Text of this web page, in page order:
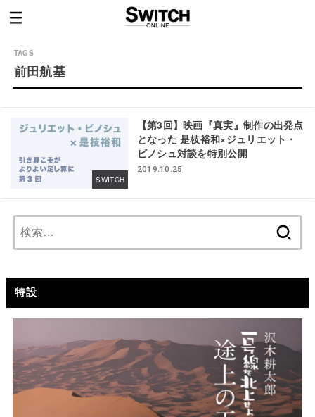
前田航基
SWITCH
【第3回】映画『真実』制作の出発点
となった 是枝裕和×ジュリエット・
ビノシュ対談を特別公開
2019.10.25
特設